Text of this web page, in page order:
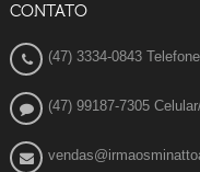
CONTATO
(47) 3334-0843
(47) 99187-7305